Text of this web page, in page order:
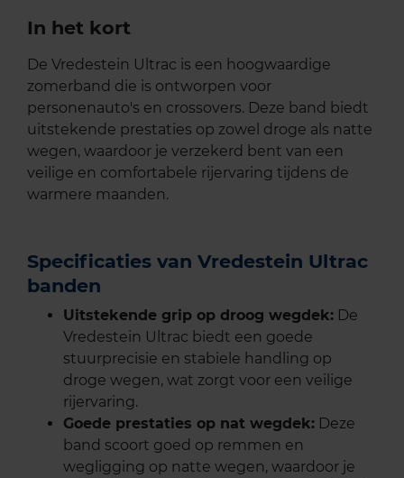
In het kort
De Vredestein Ultrac is een hoogwaardige
zomerband die is ontworpen voor
personenauto's en crossovers. Deze band biedt
uitstekende prestaties op zowel droge als natte
wegen, waardoor je verzekerd bent van een
veilige en comfortabele rijervaring tijdens de
warmere maanden.​
Specificaties van Vredestein Ultrac
banden
Uitstekende grip op droog wegdek: De
Vredestein Ultrac biedt een goede
stuurprecisie en stabiele handling op
droge wegen, wat zorgt voor een veilige
rijervaring.
Goede prestaties op nat wegdek: Deze
band scoort goed op remmen en
wegligging op natte wegen, waardoor je